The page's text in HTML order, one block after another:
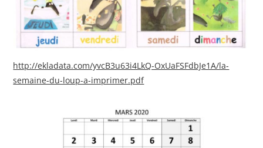
http://ekladata.com/yvcB3u63i4LkQ-OxUaFSFdbJe1A/la-
semaine-du-loup-a-imprimer.pdf